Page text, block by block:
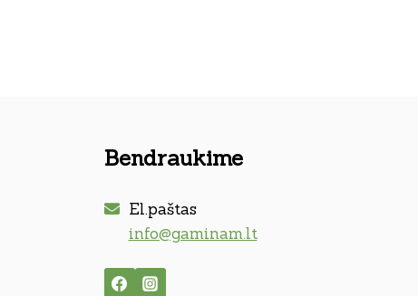
Bendraukime
El.paštas
info@gaminam.lt